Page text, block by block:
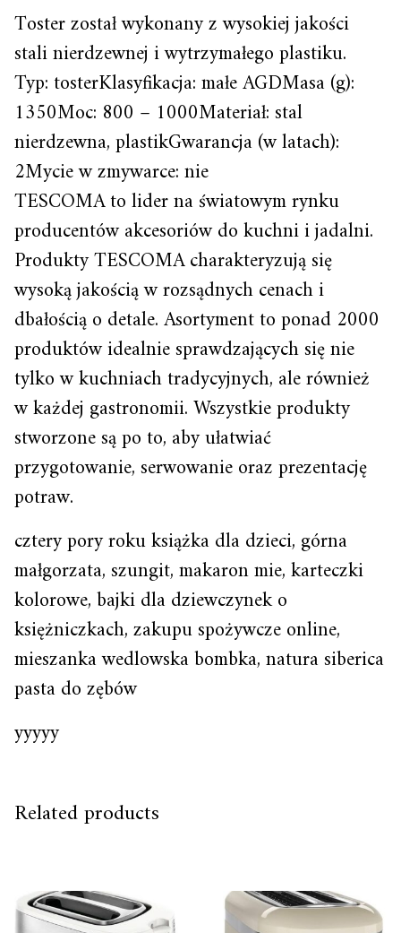
Toster został wykonany z wysokiej jakości
stali nierdzewnej i wytrzymałego plastiku.
Typ: tosterKlasyfikacja: małe AGDMasa (g):
1350Moc: 800 – 1000Materiał: stal
nierdzewna, plastikGwarancja (w latach):
2Mycie w zmywarce: nie
TESCOMA to lider na światowym rynku
producentów akcesoriów do kuchni i jadalni.
Produkty TESCOMA charakteryzują się
wysoką jakością w rozsądnych cenach i
dbałością o detale. Asortyment to ponad 2000
produktów idealnie sprawdzających się nie
tylko w kuchniach tradycyjnych, ale również
w każdej gastronomii. Wszystkie produkty
stworzone są po to, aby ułatwiać
przygotowanie, serwowanie oraz prezentację
potraw.
cztery pory roku książka dla dzieci, górna
małgorzata, szungit, makaron mie, karteczki
kolorowe, bajki dla dziewczynek o
księżniczkach, zakupu spożywcze online,
mieszanka wedlowska bombka, natura siberica
pasta do zębów
yyyyy
Related products